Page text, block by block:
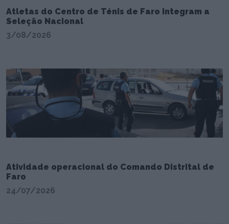
Atletas do Centro de Ténis de Faro integram a
Seleção Nacional
3/08/2026
Atividade operacional do Comando Distrital de
Faro
24/07/2026